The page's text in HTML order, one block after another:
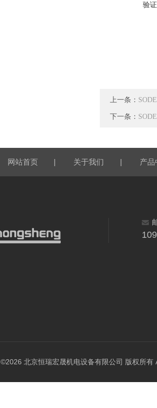
验
上一条：
下一条：
网站首页 | 关于我们 | 产品
©2026 北京恒瑞宏晟机电设备有限公司 版权所有